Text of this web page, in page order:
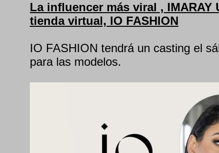
La influencer más viral , IMARAY
tienda virtual, IO FASHION
IO FASHION tendrá un casting el
para las modelos.